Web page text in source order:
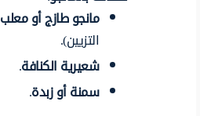
مانجو طازج أو معلب
التزيين).
شعيرية الكنافة.
سمنة أو زبدة.